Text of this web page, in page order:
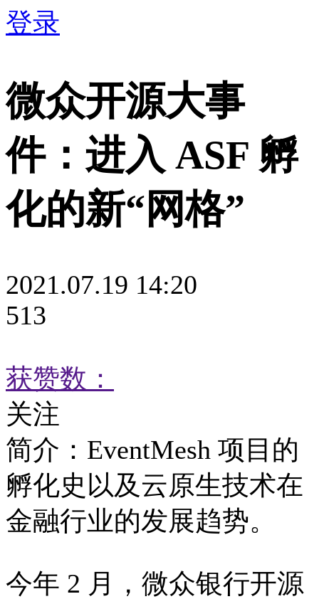
登录
微众开源大事
件：进入 ASF 孵
化的新“网格”
2021.07.19 14:20
513
获赞数：
关注
简介： EventMesh 项目的
孵化史以及云原生技术在
金融行业的发展趋势。
今年 2 月，微众银行开源